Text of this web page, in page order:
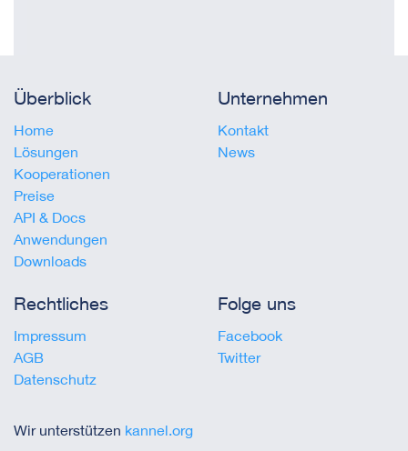
Überblick
Home
Lösungen
Kooperationen
Preise
API & Docs
Anwendungen
Downloads
Unternehmen
Kontakt
News
Rechtliches
Impressum
AGB
Datenschutz
Folge uns
Facebook
Twitter
Wir unterstützen kannel.org